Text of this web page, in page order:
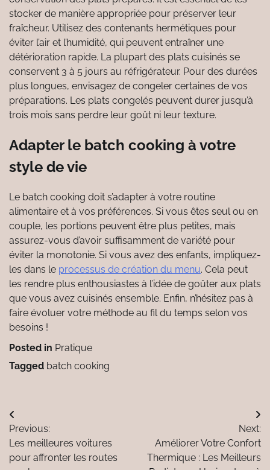
stocker de manière appropriée pour préserver leur
fraîcheur. Utilisez des contenants hermétiques pour
éviter l’air et l’humidité, qui peuvent entraîner une
détérioration rapide. La plupart des plats cuisinés se
conservent 3 à 5 jours au réfrigérateur. Pour des durées
plus longues, envisagez de congeler certaines de vos
préparations. Les plats congelés peuvent durer jusqu’à
trois mois sans perdre leur goût ni leur texture.
Adapter le batch cooking à votre
style de vie
Le batch cooking doit s’adapter à votre routine
alimentaire et à vos préférences. Si vous êtes seul ou en
couple, les portions peuvent être plus petites, mais
assurez-vous d’avoir suffisamment de variété pour
éviter la monotonie. Si vous avez des enfants, impliquez-
les dans le processus de création du menu. Cela peut
les rendre plus enthousiastes à l’idée de goûter aux plats
que vous avez cuisinés ensemble. Enfin, n’hésitez pas à
faire évoluer votre méthode au fil du temps selon vos
besoins !
Posted in Pratique
Tagged batch cooking
Navigation
de
l’article
Previous:
Les meilleures voitures
pour affronter les routes
Next:
Améliorer Votre Confort
Thermique : Les Meilleurs